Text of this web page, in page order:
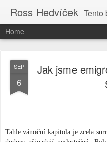
Ross Hedvíček Tento blog uveřejňuje
Home
SEP
6
Jak jsme
Tahle vánoční kapitola je zcela